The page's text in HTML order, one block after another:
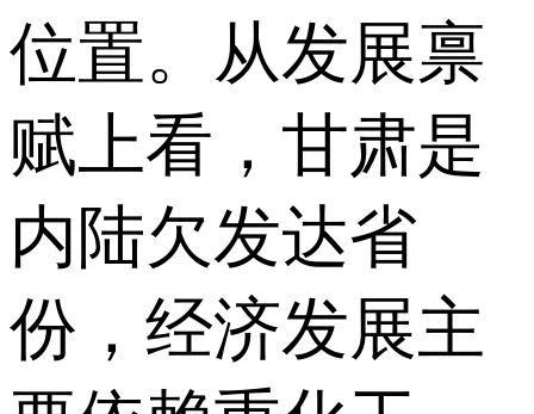
位置。从发展禀
赋上看，甘肃是
内陆欠发达省
份，经济发展主